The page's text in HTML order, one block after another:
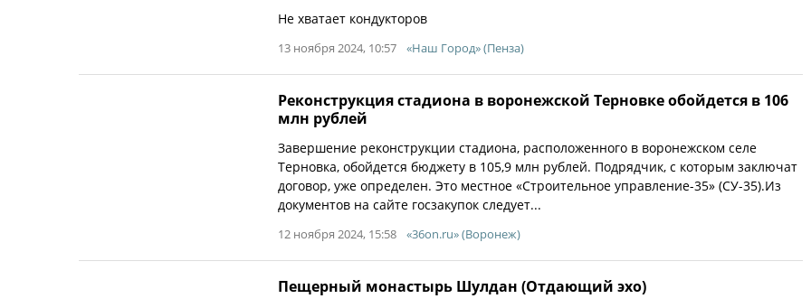
Не хватает кондукторов
13 ноября 2024, 10:57 «Наш Город» (Пенза)
Реконструкция стадиона в воронежской Терновке обойдется в 106
млн рублей
Завершение реконструкции стадиона, расположенного в воронежском селе
Терновка, обойдется бюджету в 105,9 млн рублей. Подрядчик, с которым заключат
договор, уже определен. Это местное «Строительное управление-35» (СУ-35).Из
документов на сайте госзакупок следует...
12 ноября 2024, 15:58 «36on.ru» (Воронеж)
Пещерный монастырь Шулдан (Отдающий эхо)